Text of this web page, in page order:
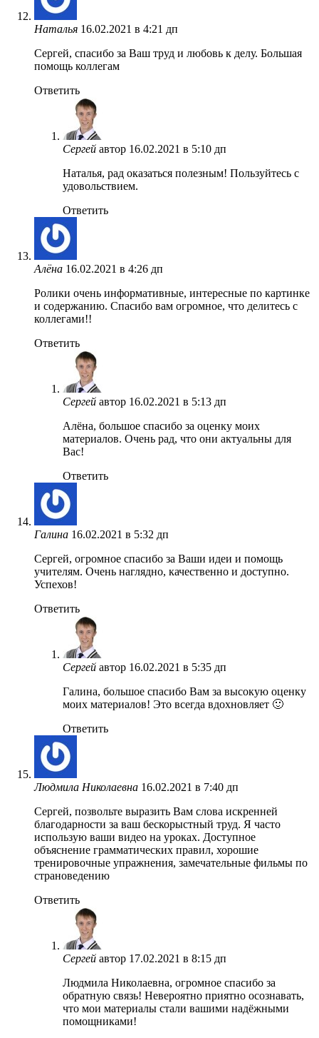
Наталья 16.02.2021 в 4:21 дп
Сергей, спасибо за Ваш труд и любовь к делу. Большая
помощь коллегам
Ответить
Сергей автор 16.02.2021 в 5:10 дп
Наталья, рад оказаться полезным! Пользуйтесь с
удовольствием.
Ответить
Алёна 16.02.2021 в 4:26 дп
Ролики очень информативные, интересные по картинке
и содержанию. Спасибо вам огромное, что делитесь с
коллегами!!
Ответить
Сергей автор 16.02.2021 в 5:13 дп
Алёна, большое спасибо за оценку моих
материалов. Очень рад, что они актуальны для
Вас!
Ответить
Галина 16.02.2021 в 5:32 дп
Сергей, огромное спасибо за Ваши идеи и помощь
учителям. Очень наглядно, качественно и доступно.
Успехов!
Ответить
Сергей автор 16.02.2021 в 5:35 дп
Галина, большое спасибо Вам за высокую оценку
моих материалов! Это всегда вдохновляет 🙂
Ответить
Людмила Николаевна 16.02.2021 в 7:40 дп
Сергей, позвольте выразить Вам слова искренней
благодарности за ваш бескорыстный труд. Я часто
использую ваши видео на уроках. Доступное
объяснение грамматических правил, хорошие
тренировочные упражнения, замечательные фильмы по
страноведению
Ответить
Сергей автор 17.02.2021 в 8:15 дп
Людмила Николаевна, огромное спасибо за
обратную связь! Невероятно приятно осознавать,
что мои материалы стали вашими надёжными
помощниками!